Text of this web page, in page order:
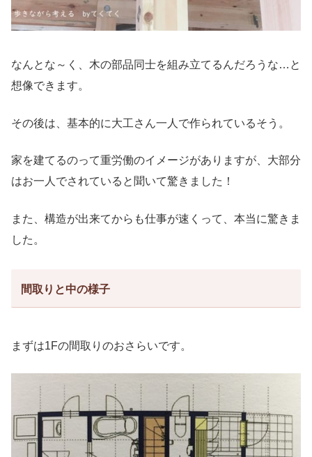
なんとな～く、木の部品同士を組み立てるんだろうな…と
想像できます。
その後は、基本的に大工さん一人で作られているそう。
家を建てるのって重労働のイメージがありますが、大部分
はお一人でされていると聞いて驚きました！
また、構造が出来てからも仕事が速くって、本当に驚きま
した。
間取りと中の様子
まずは1Fの間取りのおさらいです。